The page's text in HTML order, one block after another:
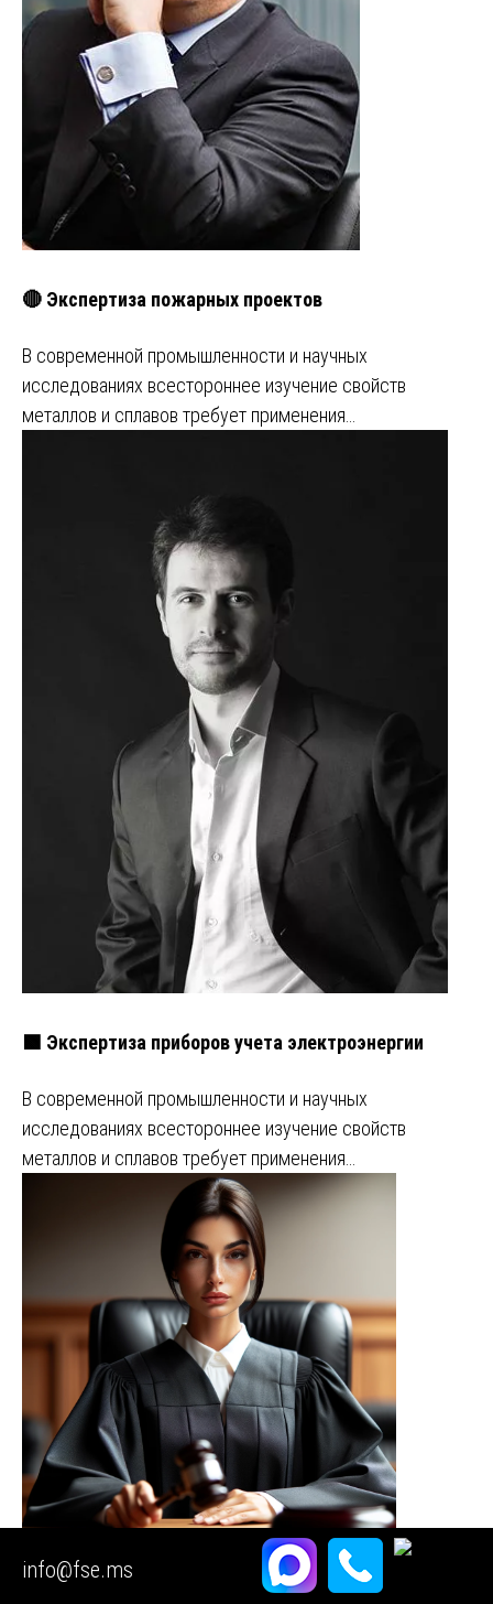
🔴 Экспертиза пожарных проектов
В современной промышленности и научных
исследованиях всестороннее изучение свойств
металлов и сплавов требует применения…
🟩 Экспертиза приборов учета электроэнергии
В современной промышленности и научных
исследованиях всестороннее изучение свойств
металлов и сплавов требует применения…
info@fse.ms